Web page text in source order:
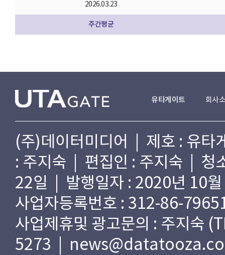
2026.03.23
주간평균
유타게이트 회사
(주)데이터미디어 | 제호 : 유
: 주지숙 | 편집인 : 주지숙 | 청
22일 | 발행일자 : 2020년 10
사업자등록번호 : 312-86-
사업제휴및 광고문의 : 주지숙
5273 |